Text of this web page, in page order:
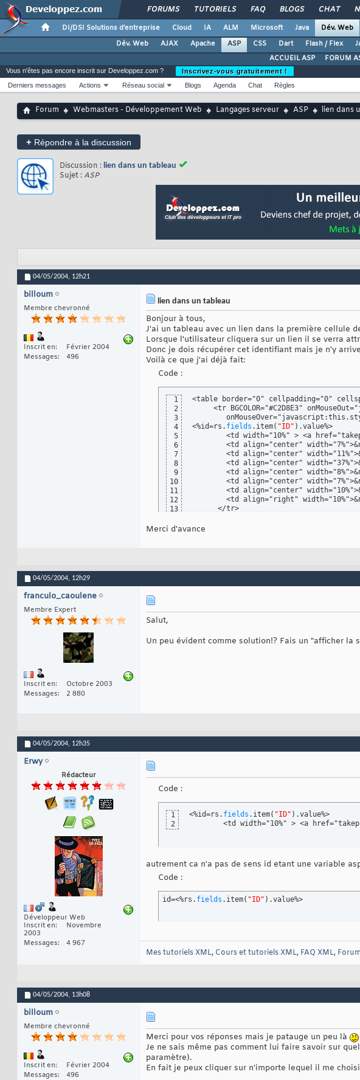
FORUMS TUTORIELS FAQ BLOGS CHAT
DI/DSI Solutions d'entreprise Cloud IA ALM Microsoft Java Dév. Web
Dév. Web
AJAX Apache ASP CSS Dart Flash / Flex
ACCUEIL ASP
FORUM
Vous n'êtes pas encore inscrit sur Developpez.com ?
Inscrivez-vous gratuitement !
Derniers messages
Actions Réseau social Blogs Agenda Chat Règles
Forum Webmasters - Développement Web Langages serveur ASP lien dans
+ Répondre à la discussion
Discussion : lien dans un tableau
Sujet :ASP
04/05/2004, 12h21
billoum
Membre chevronné
Inscrit en
Février 2004
Messages
496
lien dans un tableau
Bonjour à tous,
J'ai un tableau avec un lien dans la première cellule
Lorsque l'utilisateur cliquera sur un lien il se verra
Donc je dois récupérer cet identifiant mais je n'y
Voilà ce que j'ai déjà fait:
Code :
1
2
3
4
5
6
7
8
9
10
11
12
13
<table border="0" cellpadding="0"
<tr BGCOLOR="#C2D8E3"
        onMouseOver="javascript
<%id=rs. fields . item( "ID" ) .value%>
<td width="10%" > <a
<td align="center"
<td align="center"
<td align="center"
<td align="center"
<td align="center"
<td align="center"
<td align="right"
      </tr>
Merci d'avance
04/05/2004, 12h29
franculo_caoulene
Membre Expert
Inscrit en
Octobre 2003
Messages
2 880
Salut,
Un peu évident comme solution!? Fais un "afficher
04/05/2004, 12h35
Erwy
Rédacteur
Développeur Web
Inscrit en
Novembre
2003
Messages
4 967
Code :
1
2
<%id=rs. fields . item( "ID" ) .value%>
<td width="10%" > <a
autrement ca n'a pas de sens id etant une variable
Code :
id=<%rs. fields . item( "ID" ) .value%>
Mes tutoriels XML, Cours et tutoriels XML, FAQ XML,
04/05/2004, 13h08
billoum
Membre chevronné
Inscrit en
Février 2004
Messages
496
Merci pour vos réponses mais je patauge un peu là
Je ne sais même pas comment lui faire savoir sur
paramètre).
En fait je peux cliquer sur n'importe lequel il me